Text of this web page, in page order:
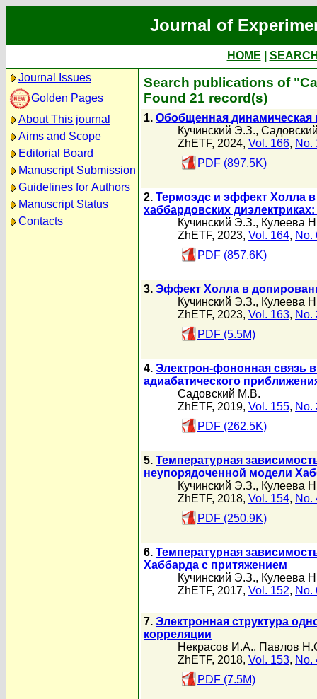
Journal of
HOME
Journal Issues
Golden Pages
About This journal
Aims and Scope
Editorial Board
Manuscript Submission
Guidelines for Authors
Manuscript Status
Contacts
Search publications of
Found 21 record(s)
1. Обобщенная
Кучинский Э.З.,
ZhETF, 2024, Vol. 166, No.
PDF (897.5K)
2. Термоэдс и эффект Холла
хаббардовских
Кучинский Э.З., Кулеева
ZhETF, 2023, Vol. 164, No.
PDF (857.6K)
3. Эффект Холла в
Кучинский Э.З., Кулеева
ZhETF, 2023, Vol. 163, No.
PDF (5.5M)
4. Электрон-фононная связь
адиабатического
Садовский М.В.
ZhETF, 2019, Vol. 155, No.
PDF (262.5K)
5. Температурная
неупорядоченной модели
Кучинский Э.З., Кулеева
ZhETF, 2018, Vol. 154, No.
PDF (250.9K)
6. Температурная
Хаббарда с притяжением
Кучинский Э.З., Кулеева
ZhETF, 2017, Vol. 152, No.
7. Электронная структура
корреляции
Некрасов И.А., Павлов
ZhETF, 2018, Vol. 153, No.
PDF (7.5M)